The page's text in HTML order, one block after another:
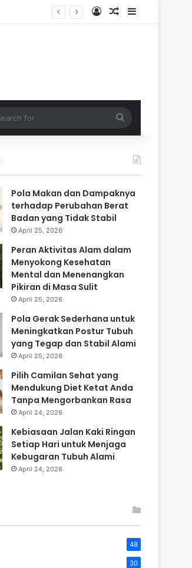
Log InRandom Article
Sidebar
for
Pola Makan dan Dampaknya
terhadap Perubahan Berat
Badan yang Tidak Stabil
April 25, 2026
Peran Aktivitas Alam dalam
Menyokong Kesehatan
Mental dan Menenangkan
Pikiran di Masa Sulit
April 25, 2026
Pola Gerak Sederhana untuk
Meningkatkan Postur Tubuh
yang Tegap dan Stabil Alami
April 25, 2026
Pilih Camilan Sehat yang
Mendukung Diet Ketat Anda
Tanpa Mengorbankan Rasa
April 24, 2026
Kebiasaan Jalan Kaki Ringan
Setiap Hari untuk Menjaga
Kebugaran Tubuh Alami
April 24, 2026
48
30